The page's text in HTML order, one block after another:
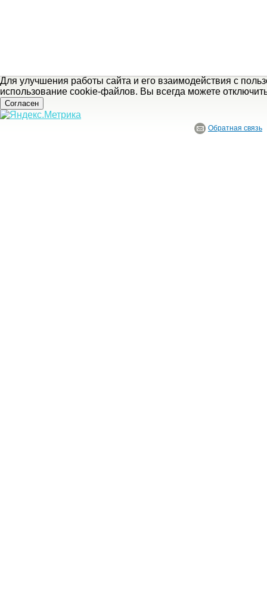
Для улучшения работы сайта и его взаимодействия с
использование cookie-файлов. Вы всегда можете
Согласен
Обратная связь